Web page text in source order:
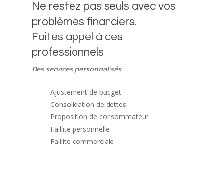
Ne restez pas seuls avec vos
problèmes financiers.
Faites appel à des
professionnels
Des services personnalisés
Ajustement de budget
Consolidation de dettes
Proposition de consommateur
Faillite personnelle
Faillite commerciale